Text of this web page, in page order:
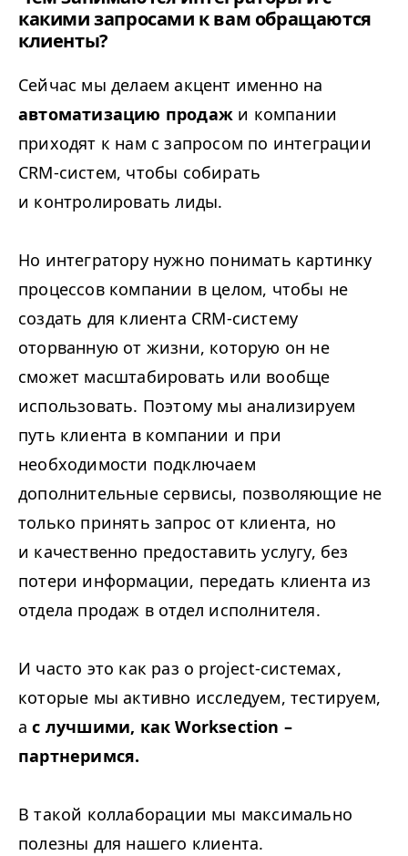
какими запросами к вам обращаются
клиенты?
Сейчас мы делаем акцент именно на
автоматизацию продаж и компании
приходят к нам с запросом по интеграции
CRM-систем, чтобы собирать
и контролировать лиды.
Но интегратору нужно понимать картинку
процессов компании в целом, чтобы не
создать для клиента CRM-систему
оторванную от жизни, которую он не
сможет масштабировать или вообще
использовать. Поэтому мы анализируем
путь клиента в компании и при
необходимости подключаем
дополнительные сервисы, позволяющие не
только принять запрос от клиента, но
и качественно предоставить услугу, без
потери информации, передать клиента из
отдела продаж в отдел исполнителя.
И часто это как раз о project-системах,
которые мы активно исследуем, тестируем,
ас лучшими, как Worksection –
партнеримся.
В такой коллаборации мы максимально
полезны для нашего клиента.